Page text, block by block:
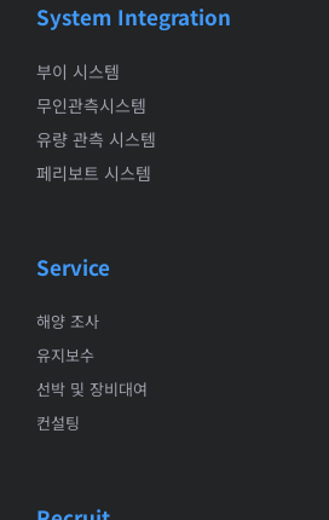
System Integration
부이 시스템
무인관측시스템
유량 관측 시스템
페리보트 시스템
Service
해양 조사
유지보수
선박 및 장비대여
컨설팅